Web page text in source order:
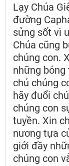
Lạy Chúa
đường
sửng sốt vì
Chúa cũng
chúng con.
những
chủ chúng
hãy đuổi
chúng con
tuyền. Xin
nương tựa
giới đầy
chúng con